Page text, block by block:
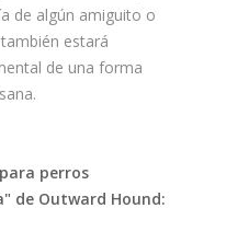
de algún amiguito o
estará
de una forma
perros
de Outward Hound: